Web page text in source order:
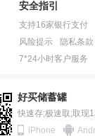
安全指引
支持16家银行支付
风险提示
隐私条款
7*24小时客户服务
好买储蓄罐
快速存;极速取;取现
iPhone